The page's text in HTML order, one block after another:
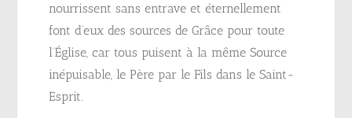
nourrissent sans entrave et éternellement
font d’eux des sources de Grâce pour toute
l’Église, car tous puisent à la même Source
inépuisable, le Père par le Fils dans le Saint-
Esprit.